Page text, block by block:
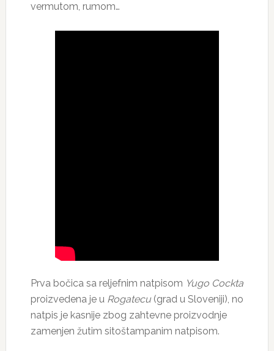
vermutom, rumom…
Prva bočica sa reljefnim natpisom Yugo Cockta
proizvedena je u Rogatecu (grad u Sloveniji), no
natpis je kasnije zbog zahtevne proizvodnje
zamenjen žutim sitoštampanim natpisom.